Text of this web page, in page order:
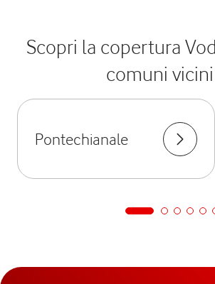
Scopri la copertura
comuni vicini
Pontechianale